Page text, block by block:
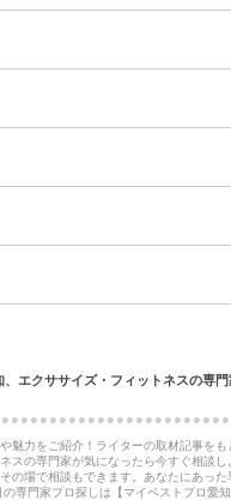
、エクササイズ・フィットネスの専
魅力をご紹介！ライターの取材記事をも
スの専門家が気になったら今すぐ相談し
の場で相談もできます。あなたにあった
専門家プロ探しは【マイベストプロ愛知